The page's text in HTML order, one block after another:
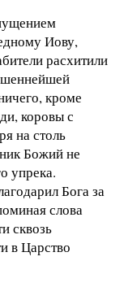
Иову,
расхитили
кроме
коровы с
на столь
Божий не
упрека.
Бога за
слова
сквозь
в Царство